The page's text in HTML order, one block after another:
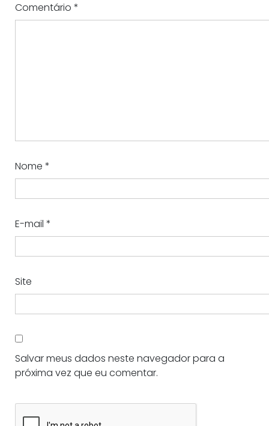
Comentário *
Nome *
E-mail *
Site
Salvar meus dados neste navegador para a
próxima vez que eu comentar.